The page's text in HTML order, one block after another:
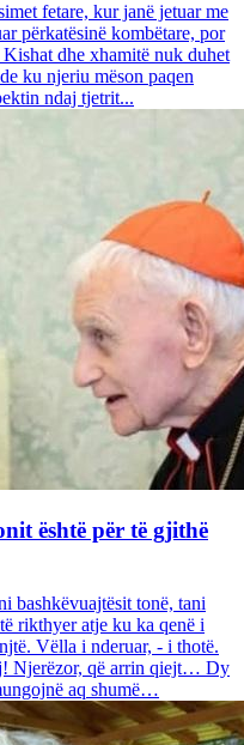
fetare, kur janë jetuar me
përkatësinë kombëtare, por
dhe xhamitë nuk duhet
ku njeriu mëson paqen
ndaj tjetrit...
është për të gjithë
bashkëvuajtësit tonë, tani
rikthyer atje ku ka qenë i
Vëlla i nderuar, - i thotë.
Njerëzor, që arrin qiejt… Dy
aq shumë…